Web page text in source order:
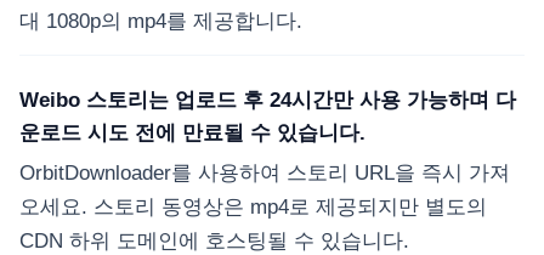
대 1080p의 mp4를 제공합니다.
Weibo 스토리는 업로드 후 24시간만 사용 가능하며 다
운로드 시도 전에 만료될 수 있습니다.
OrbitDownloader를 사용하여 스토리 URL을 즉시 가져
오세요. 스토리 동영상은 mp4로 제공되지만 별도의
CDN 하위 도메인에 호스팅될 수 있습니다.